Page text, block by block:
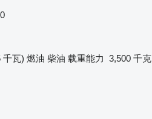
千瓦) 燃油 柴油 载重能力 3,500 千克